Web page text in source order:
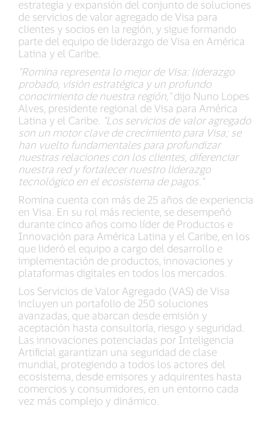
estrategia y expansión del conjunto de soluciones
de servicios de valor agregado de Visa para
clientes y socios en la región, y sigue formando
parte del equipo de liderazgo de Visa en América
Latina y el Caribe.
"Romina representa lo mejor de Visa: liderazgo
probado, visión estratégica y un profundo
conocimiento de nuestra región,"dijo Nuno Lopes
Alves, presidente regional de Visa para América
Latina y el Caribe. "Los servicios de valor agregado
son un motor clave de crecimiento para Visa; se
han vuelto fundamentales para profundizar
nuestras relaciones con los clientes, diferenciar
nuestra red y fortalecer nuestro liderazgo
tecnológico en el ecosistema de pagos."
Romina cuenta con más de 25 años de experiencia
en Visa. En su rol más reciente, se desempeñó
durante cinco años como líder de Productos e
Innovación para América Latina y el Caribe, en los
que lideró el equipo a cargo del desarrollo e
implementación de productos, innovaciones y
plataformas digitales en todos los mercados.
Los Servicios de Valor Agregado (VAS) de Visa
incluyen un portafolio de 250 soluciones
avanzadas, que abarcan desde emisión y
aceptación hasta consultoría, riesgo y seguridad.
Las innovaciones potenciadas por Inteligencia
Artificial garantizan una seguridad de clase
mundial, protegiendo a todos los actores del
ecosistema, desde emisores y adquirentes hasta
comercios y consumidores, en un entorno cada
vez más complejo y dinámico.